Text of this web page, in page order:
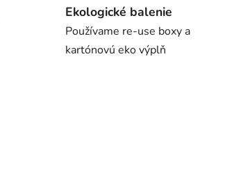
Ekologické balenie
Používame re-use boxy a
kartónovú eko výplň